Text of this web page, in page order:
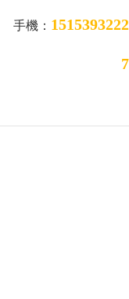
手機： 1515393222
7